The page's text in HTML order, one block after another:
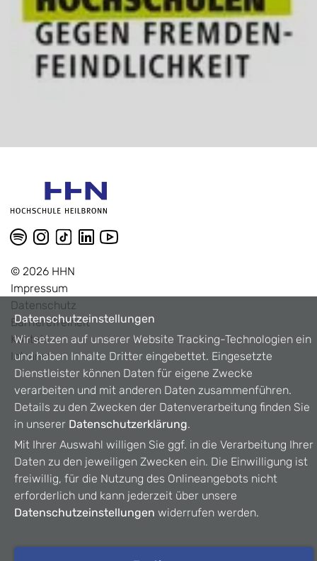
© 2026 HHN
Impressum
Datenschutz
Barrierefreiheit
Kontakt
Intranet
Datenschutzeinstellungen
Wir setzen auf unserer Website Tracking-Technologien ein
und haben Inhalte Dritter eingebettet. Eingesetzte
Dienstleister können Daten für eigene Zwecke
verarbeiten und mit anderen Daten zusammenführen.
Details zu den Zwecken der Datenverarbeitung finden Sie
in unserer Datenschutzerklärung.
Mit Ihrer Auswahl willigen Sie ggf. in die Verarbeitung Ihrer
Daten zu den jeweiligen Zwecken ein. Die Einwilligung ist
freiwillig, für die Nutzung des Onlineangebots nicht
erforderlich und kann jederzeit über unsere
Datenschutzeinstellungen widerrufen werden.